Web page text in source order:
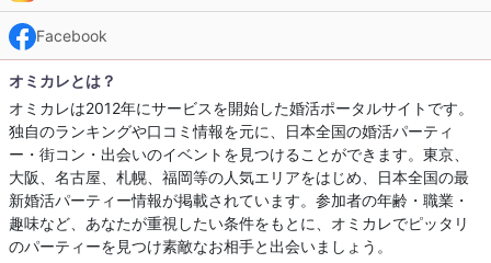
Facebook
オミカレとは？
オミカレは2012年にサービスを開始した婚活ポータルサイトです。
独自のランキングや口コミ情報を元に、日本全国の婚活パーティ
ー・街コン・出会いのイベントを見つけることができます。東京、
大阪、名古屋、札幌、福岡等の人気エリアをはじめ、日本全国の最
新婚活パーティー情報が掲載されています。参加者の年齢・職業・
趣味など、あなたが重視したい条件をもとに、オミカレでピッタリ
のパーティーを見つけ素敵なお相手と出会いましょう。